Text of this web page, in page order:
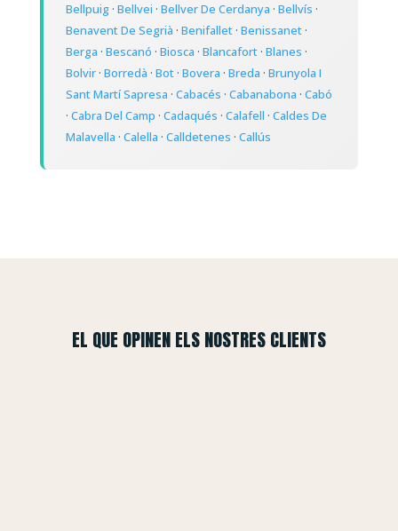
Bellpuig· Bellvei · Bellver De Cerdanya · Bellvís ·
Benavent De Segrià · Benifallet· Benissanet·
Berga · Bescanó · Biosca · Blancafort· Blanes ·
Bolvir· Borredà · Bot· Bovera · Breda · Brunyola I
Sant Martí Sapresa · Cabacés · Cabanabona · Cabó
· Cabra Del Camp · Cadaqués · Calafell · Caldes De
Malavella · Calella · Calldetenes · Callús
EL QUE OPINEN ELS NOSTRES CLIENTS